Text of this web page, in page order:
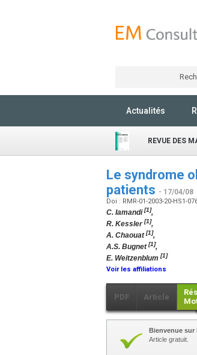
Actualités
REVUE DES
Le syndrome
patients - 17/04/08
Doi : RMR-01-2003-20-HS1-
C. Iamandi[1],
R. Kessler[1],
A. Chaouat[1],
A.S. Bugnet[1],
E. Weitzenblum [1]
Voir les affiliations
PDF Article
Bienvenue sur
Article gratuit.